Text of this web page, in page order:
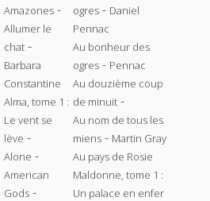
Amazones -
Allumer le
chat -
Barbara
Constantine
Alma, tome 1 :
Le vent se
lève -
Alone -
American
Gods -
ogres - Daniel
Pennac
Au bonheur des
ogres - Pennac
Au douzième coup
de minuit -
Au nom de tous les
miens - Martin Gray
Au pays de Rosie
Maldonne, tome 1 :
Un palace en enfer